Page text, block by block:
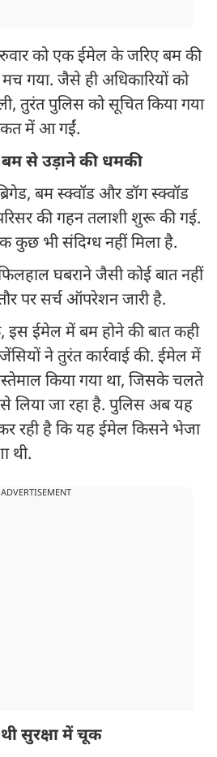
को एक ईमेल के जरिए बम की
गया. जैसे ही अधिकारियों को
तुरंत पुलिस को सूचित किया गया
में आ गईं.
से उड़ाने की धमकी
बम स्क्वॉड और डॉग स्क्वॉड
की गहन तलाशी शुरू की गई.
भी संदिग्ध नहीं मिला है.
घबराने जैसी कोई बात नहीं
पर सर्च ऑपरेशन जारी है.
इस ईमेल में बम होने की बात कही
ने तुरंत कार्रवाई की. ईमेल में
किया गया था, जिसके चलते
लिया जा रहा है. पुलिस अब यह
रही है कि यह ईमेल किसने भेजा
थी.
ADVERTISEMENT
सुरक्षा में चूक